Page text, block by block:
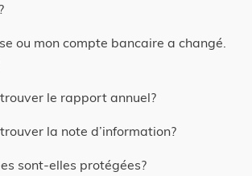
Incofin Microfinance Fund
ou mon compte bancaire a changé.
le rapport annuel?
ici
la note d’information?
télécharger notre note
sont-elles protégées?